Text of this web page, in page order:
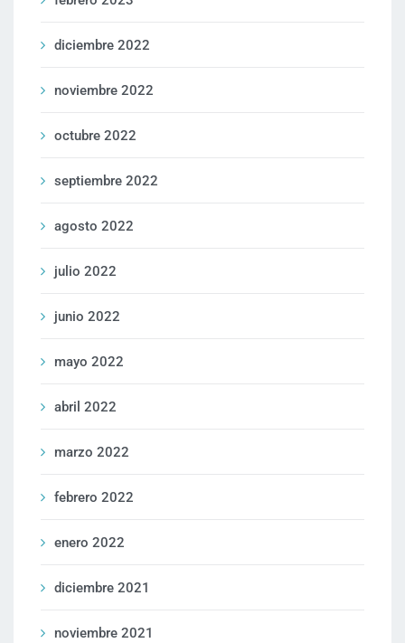
diciembre 2022
noviembre 2022
octubre 2022
septiembre 2022
agosto 2022
julio 2022
junio 2022
mayo 2022
abril 2022
marzo 2022
febrero 2022
enero 2022
diciembre 2021
noviembre 2021